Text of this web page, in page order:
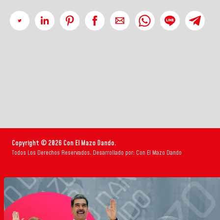
Copyright © 2026 Con El Mazo Dando.
Todos Los Derechos Reservados. Desarrollado por: Con El Mazo Dando